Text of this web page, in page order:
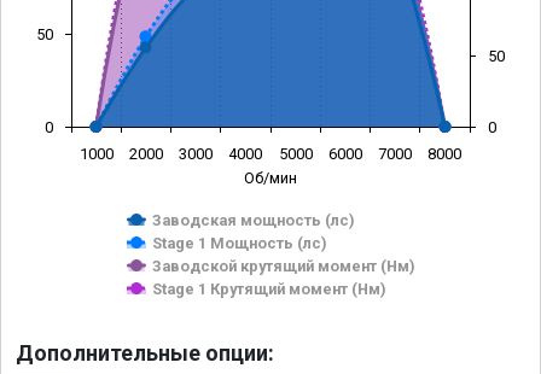
Об/мин
Заводская мощность (лс)
Stage 1 Мощность (лс)
Заводской крутящий момент (Нм)
Stage 1 Крутящий момент (Нм)
1000 2000 3000 4000 5000 6000 7000 8000
0
50
0
50
Дополнительные опции: